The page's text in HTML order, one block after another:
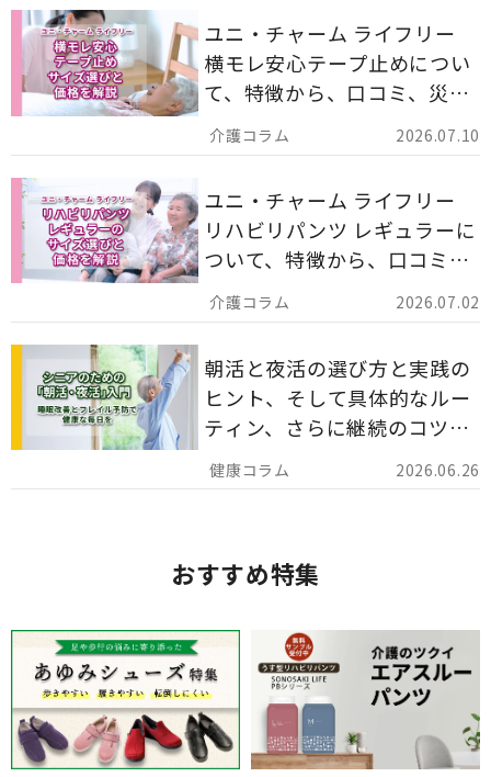
2026.07.10
ユニ・チャーム ライフリー
横モレ安心テープ止めについ
て、特徴から、口コミ、災害
備蓄としての活用法まで分か
りやすく解説します。
2026.07.02
ユニ・チャーム ライフリー
リハビリパンツ レギュラーに
ついて、特徴から、口コミ、
災害備蓄としての活用法まで
分かりやすく解説します。
2026.06.26
朝活と夜活の選び方と実践の
ヒント、そして具体的なルー
ティン、さらに継続のコツま
でを詳しくご紹介します。
おすすめ特集